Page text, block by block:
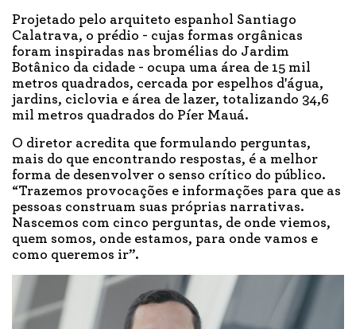
Projetado pelo arquiteto espanhol Santiago
Calatrava, o prédio - cujas formas orgânicas
foram inspiradas nas bromélias do Jardim
Botânico da cidade - ocupa uma área de 15 mil
metros quadrados, cercada por espelhos d'água,
jardins, ciclovia e área de lazer, totalizando 34,6
mil metros quadrados do Píer Mauá.
O diretor acredita que formulando perguntas,
mais do que encontrando respostas, é a melhor
forma de desenvolver o senso crítico do público.
“Trazemos provocações e informações para que as
pessoas construam suas próprias narrativas.
Nascemos com cinco perguntas, de onde viemos,
quem somos, onde estamos, para onde vamos e
como queremos ir”.